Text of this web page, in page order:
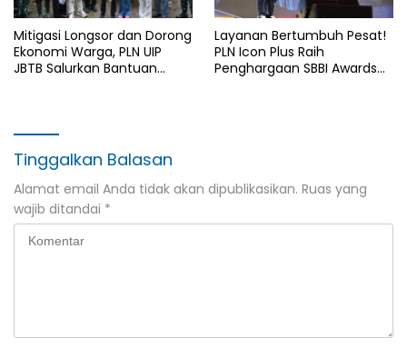
Mitigasi Longsor dan Dorong
Ekonomi Warga, PLN UIP
JBTB Salurkan Bantuan
Layanan Bertumbuh Pesat!
PLN Icon Plus Raih
Penghargaan SBBI Awards
Tinggalkan Balasan
Alamat email Anda tidak akan dipublikasikan. Ruas yang
wajib ditandai *